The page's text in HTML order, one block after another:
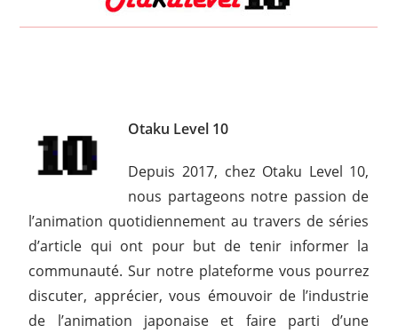
Otaku Level 10
Depuis 2017, chez Otaku Level 10,
nous partageons notre passion de
l’animation quotidiennement au travers de séries
d’article qui ont pour but de tenir informer la
communauté. Sur notre plateforme vous pourrez
discuter, apprécier, vous émouvoir de l’industrie
de l’animation japonaise et faire parti d’une